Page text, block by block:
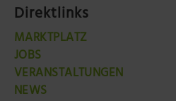
Direktlinks
MARKTPLATZ
JOBS
VERANSTALTUNGEN
NEWS